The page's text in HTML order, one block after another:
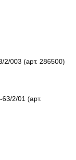
2/003 (арт. 286500)